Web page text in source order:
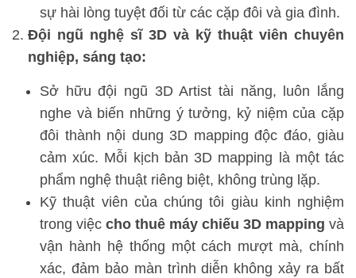
sự hài lòng tuyệt đối từ các cặp đôi và gia đình.
Đội ngũ nghệ sĩ 3D và kỹ thuật viên chuyên
nghiệp, sáng tạo:
Sở hữu đội ngũ 3D Artist tài năng, luôn lắng
nghe và biến những ý tưởng, kỷ niệm của cặp
đôi thành nội dung 3D mapping độc đáo, giàu
cảm xúc. Mỗi kịch bản 3D mapping là một tác
phẩm nghệ thuật riêng biệt, không trùng lặp.
Kỹ thuật viên của chúng tôi giàu kinh nghiệm
trong việc cho thuê máy chiếu 3D mapping và
vận hành hệ thống một cách mượt mà, chính
xác, đảm bảo màn trình diễn không xảy ra bất